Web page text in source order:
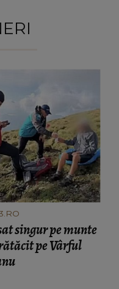
singur pe munte
pe Vârful